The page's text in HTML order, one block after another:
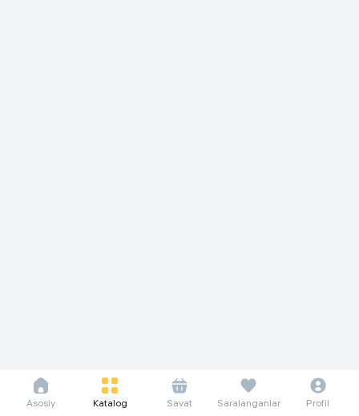
Asosiy Katalog Savat Saralanganlar Profil